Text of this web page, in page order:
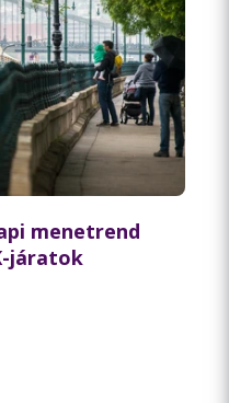
menetrend
járatok